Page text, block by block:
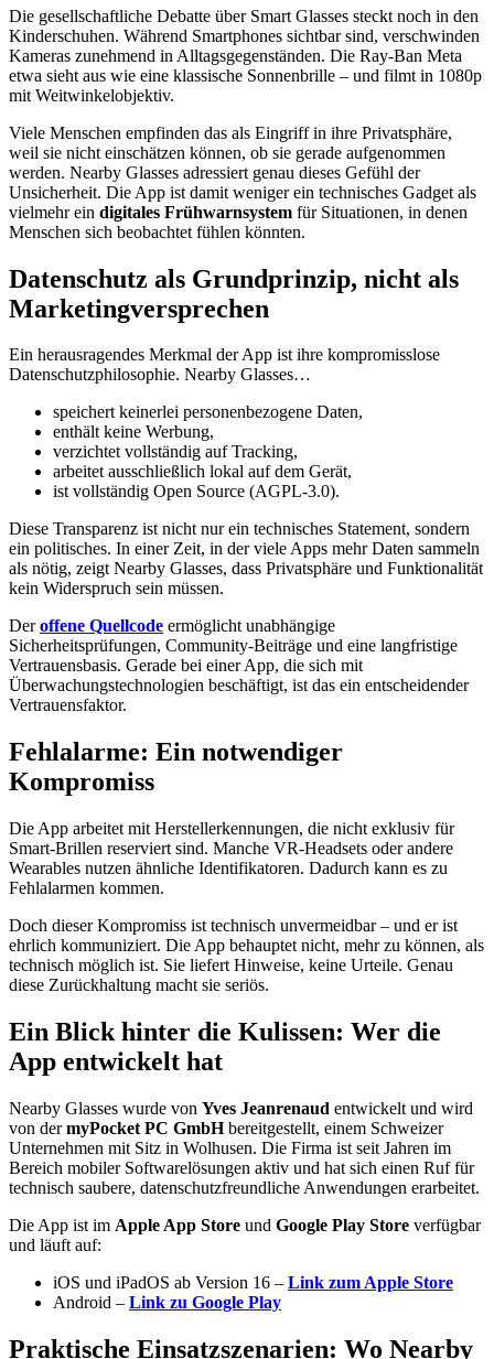
Die gesellschaftliche Debatte über Smart Glasses steckt noch in den
Kinderschuhen. Während Smartphones sichtbar sind, verschwinden
Kameras zunehmend in Alltagsgegenständen. Die Ray‑Ban Meta
etwa sieht aus wie eine klassische Sonnenbrille – und filmt in 1080p
mit Weitwinkelobjektiv.
Viele Menschen empfinden das als Eingriff in ihre Privatsphäre,
weil sie nicht einschätzen können, ob sie gerade aufgenommen
werden. Nearby Glasses adressiert genau dieses Gefühl der
Unsicherheit. Die App ist damit weniger ein technisches Gadget als
vielmehr ein digitales Frühwarnsystem für Situationen, in denen
Menschen sich beobachtet fühlen könnten.
Datenschutz als Grundprinzip, nicht als
Marketingversprechen
Ein herausragendes Merkmal der App ist ihre kompromisslose
Datenschutzphilosophie. Nearby Glasses…
speichert keinerlei personenbezogene Daten,
enthält keine Werbung,
verzichtet vollständig auf Tracking,
arbeitet ausschließlich lokal auf dem Gerät,
ist vollständig Open Source (AGPL‑3.0).
Diese Transparenz ist nicht nur ein technisches Statement, sondern
ein politisches. In einer Zeit, in der viele Apps mehr Daten sammeln
als nötig, zeigt Nearby Glasses, dass Privatsphäre und Funktionalität
kein Widerspruch sein müssen.
Deroffene Quellcode ermöglicht unabhängige
Sicherheitsprüfungen, Community‑Beiträge und eine langfristige
Vertrauensbasis. Gerade bei einer App, die sich mit
Überwachungstechnologien beschäftigt, ist das ein entscheidender
Vertrauensfaktor.
Fehlalarme: Ein notwendiger
Kompromiss
Die App arbeitet mit Herstellerkennungen, die nicht exklusiv für
Smart‑Brillen reserviert sind. Manche VR‑Headsets oder andere
Wearables nutzen ähnliche Identifikatoren. Dadurch kann es zu
Fehlalarmen kommen.
Doch dieser Kompromiss ist technisch unvermeidbar – und er ist
ehrlich kommuniziert. Die App behauptet nicht, mehr zu können, als
technisch möglich ist. Sie liefert Hinweise, keine Urteile. Genau
diese Zurückhaltung macht sie seriös.
Ein Blick hinter die Kulissen: Wer die
App entwickelt hat
Nearby Glasses wurde von Yves Jeanrenaud entwickelt und wird
von dermyPocket PC GmbHbereitgestellt, einem Schweizer
Unternehmen mit Sitz in Wolhusen. Die Firma ist seit Jahren im
Bereich mobiler Softwarelösungen aktiv und hat sich einen Ruf für
technisch saubere, datenschutzfreundliche Anwendungen erarbeitet.
Die App ist im Apple App Store und Google Play Store verfügbar
und läuft auf:
iOS und iPadOS ab Version 16 – Link zum Apple Store
Android – Link zu Google Play
Praktische Einsatzszenarien: Wo Nearby